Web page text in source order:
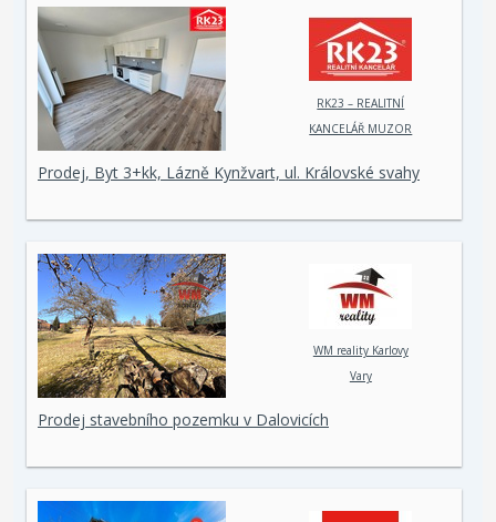
RK23 – REALITNÍ
KANCELÁŘ MUZOR
Prodej, Byt 3+kk, Lázně Kynžvart, ul. Královské svahy
WM reality Karlovy
Vary
Prodej stavebního pozemku v Dalovicích